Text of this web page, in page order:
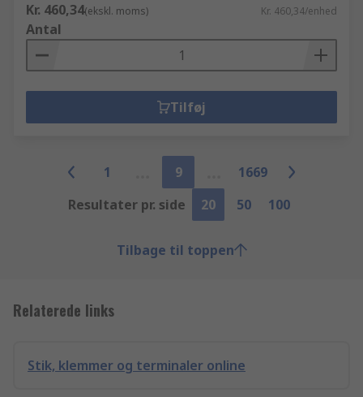
Kr. 460,34(ekskl. moms) Kr. 460,34/enhed
Antal
Tilføj
1 9
1669
Resultater pr. side
20 50 100
Tilbage til toppen
Relaterede links
Stik, klemmer og terminaler online